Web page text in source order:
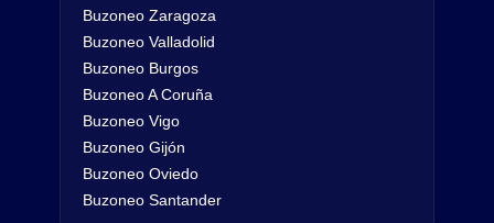
Buzoneo Zaragoza
Buzoneo Valladolid
Buzoneo Burgos
Buzoneo A Coruña
Buzoneo Vigo
Buzoneo Gijón
Buzoneo Oviedo
Buzoneo Santander